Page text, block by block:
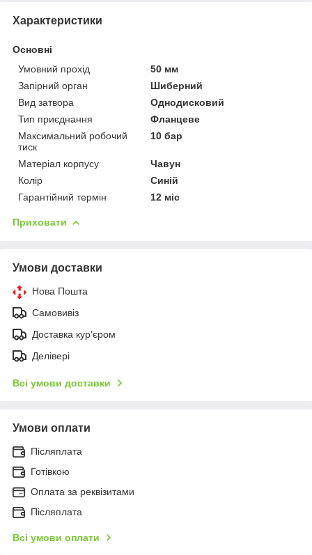
Характеристики
Основні
Умовний прохід
50 мм
Запірний орган
Шиберний
Вид затвора
Однодисковий
Тип приєднання
Фланцеве
Максимальний робочий
тиск
10 бар
Матеріал корпусу
Чавун
Колір
Синій
Гарантійний термін
12 міс
Приховати
Умови доставки
Нова Пошта
Самовивіз
Доставка кур'єром
Делівері
Всі умови доставки
Умови оплати
Післяплата
Готівкою
Оплата за реквізитами
Післяплата
Всі умови оплати